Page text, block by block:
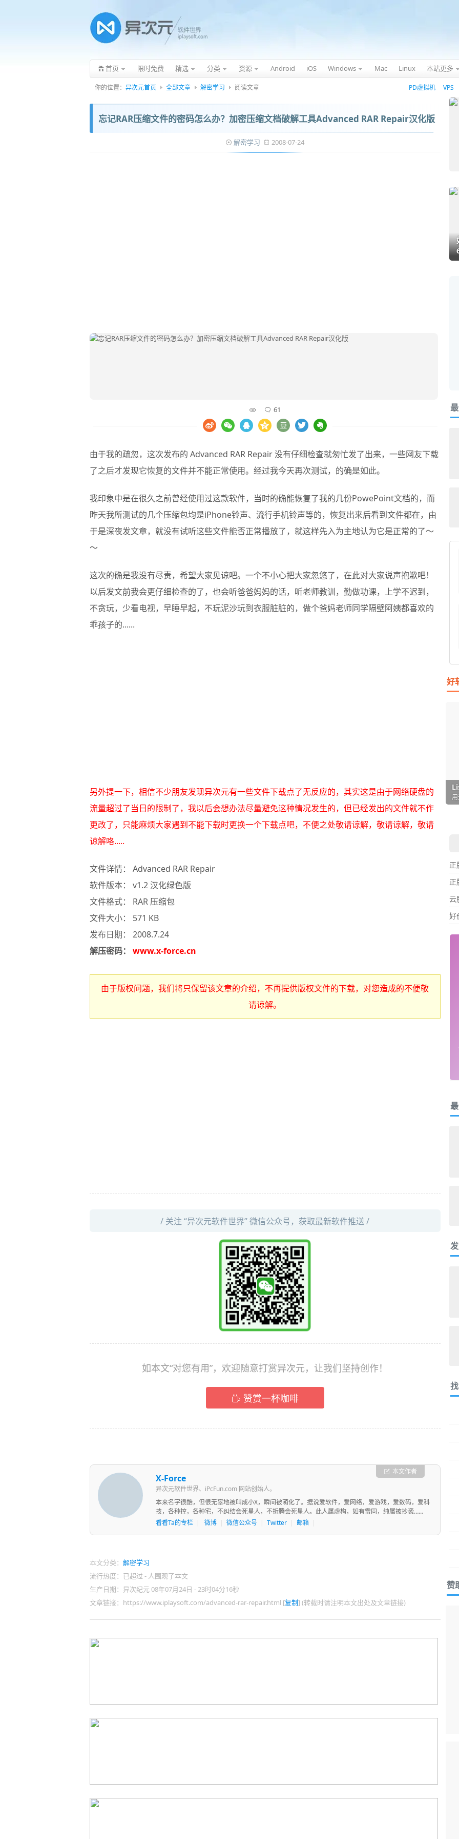
首页 限时免费 精选 分类 资源 Android iOS Windows Mac Linux 本站更多
你的位置： 异次元首页 全部文章 解密学习 阅读文章 PD虚拟机 VPS
忘记RAR压缩文件的密码怎么办？加密压缩文档破解工具Advanced RAR Repair汉化版
解密学习 2008-07-24
61
由于我的疏忽，这次发布的 Advanced RAR Repair没有仔细检查就匆忙发了出来，一些网友下载
了之后才发现它恢复的文件并不能正常使用。经过我今天再次测试，的确是如此。
我印象中是在很久之前曾经使用过这款软件，当时的确能恢复了我的几份PowePoint文档的，而
昨天我所测试的几个压缩包均是iPhone铃声、流行手机铃声等的，恢复出来后看到文件都在，由
于是深夜发文章，就没有试听这些文件能否正常播放了，就这样先入为主地认为它是正常的了～
～
这次的确是我没有尽责，希望大家见谅吧。一个不小心把大家忽悠了，在此对大家说声抱歉吧！
以后发文前我会更仔细检查的了，也会听爸爸妈妈的话，听老师教训，勤做功课，上学不迟到，
不贪玩，少看电视，早睡早起，不玩泥沙玩到衣服脏脏的，做个爸妈老师同学隔壁阿姨都喜欢的
乖孩子的......
另外提一下，相信不少朋友发现异次元有一些文件下载点了无反应的，其实这是由于网络硬盘的
流量超过了当日的限制了，我以后会想办法尽量避免这种情况发生的，但已经发出的文件就不作
更改了，只能麻烦大家遇到不能下载时更换一个下载点吧，不便之处敬请谅解，敬请谅解，敬请
谅解咯.....
文件详情： Advanced RAR Repair
软件版本： v1.2 汉化绿色版
文件格式： RAR 压缩包
文件大小： 571 KB
发布日期： 2008.7.24
解压密码： www.x-force.cn
由于版权问题，我们将只保留该文章的介绍，不再提供版权文件的下载，对您造成的不便敬
请谅解。
/ 关注 “异次元软件世界” 微信公众号，获取最新软件推送 /
如本文“对您有用”，欢迎随意打赏异次元，让我们坚持创作！
赞赏一杯咖啡
X-Force
异次元软件世界、iPcFun.com 网站创始人。
本来名字很酷，但很无辜地被叫成小X，瞬间被萌化了。据说爱软件，爱网络，爱游戏，爱数码，爱科
技，各种控，各种宅，不纠结会死星人，不折腾会死星人。此人属虚构，如有雷同，纯属被抄袭……
看看Ta的专栏| 微博| 微信公众号| Twitter| 邮箱|
本文作者
本文分类： 解密学习
流行热度：已超过 -人围观了本文
生产日期：异次纪元 08年07月24日 - 23时04分16秒
文章链接：https://www.iplaysoft.com/advanced-rar-repair.html [复制] (转载时请注明本文出处及文章链接)
好
正
正
云
好
赞